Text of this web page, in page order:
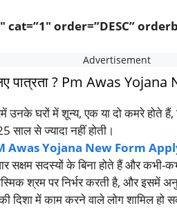
cat=”1″ order=”DESC”
पात्रता ? Pm Awas
उनके घरों में शून्य, एक या दो कमरे होते
साल से ज्यादा नहीं होती।
Awas Yojana New Form
सक्षम सदस्यों के बिना होते हैं और
श्रम पर निर्भर करती है, और इसमें
दिशा में काम करने वाले लोग शामिल हो